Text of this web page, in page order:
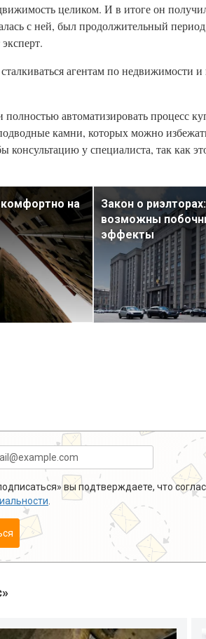
целиком. И в итоге он
с ней, был продолжительный
агентам по недвижимости
автоматизировать процесс
камни, которых можно
консультацию у специалиста, так как
на
Закон о
возможны
эффекты
вы подтверждаете, что